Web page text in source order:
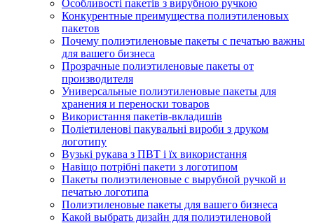
Особливості пакетів з вирубною ручкою
Конкурентные преимущества полиэтиленовых
пакетов
Почему полиэтиленовые пакеты с печатью важны
для вашего бизнеса
Прозрачные полиэтиленовые пакеты от
производителя
Универсальные полиэтиленовые пакеты для
хранения и переноски товаров
Використання пакетів-вкладишів
Поліетиленові пакувальні вироби з друком
логотипу
Вузькі рукава з ПВТ і їх використання
Навіщо потрібні пакети з логотипом
Пакеты полиэтиленовые с вырубной ручкой и
печатью логотипа
Полиэтиленовые пакеты для вашего бизнеса
Какой выбрать дизайн для полиэтиленовой